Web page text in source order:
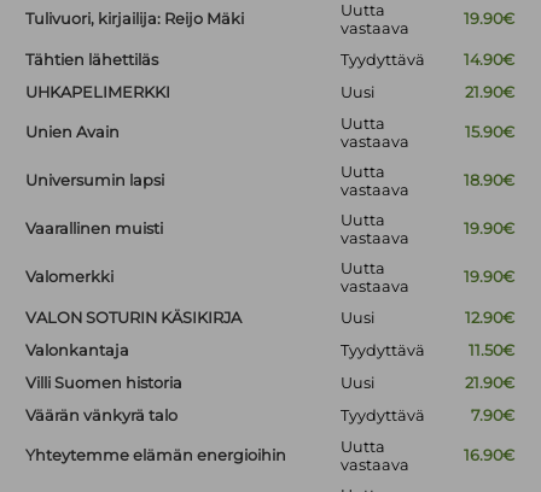
Tulivuori, kirjailija: Reijo Mäki
Uutta
vastaava
19.90€
Tähtien lähettiläs Tyydyttävä
14.90€
UHKAPELIMERKKI
Uusi 21.90€
Unien Avain
Uutta
vastaava
15.90€
Universumin lapsi
Uutta
vastaava
18.90€
Vaarallinen muisti
Uutta
vastaava
19.90€
Valomerkki
Uutta
vastaava
19.90€
VALON SOTURIN KÄSIKIRJA Uusi
12.90€
Valonkantaja
Tyydyttävä
11.50€
Villi Suomen historia
Uusi
21.90€
Väärän vänkyrä talo
Tyydyttävä 7.90€
Yhteytemme elämän energioihin
Uutta
vastaava
16.90€